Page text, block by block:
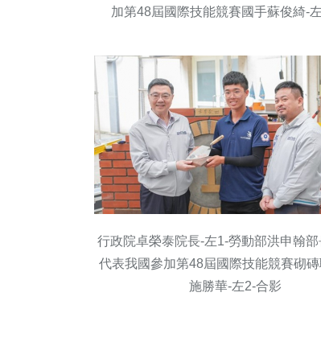
加第48屆國際技能競賽國手蘇俊綺-
行政院卓榮泰院長-左1-勞動部洪申翰
代表我國參加第48屆國際技能競賽砌
施勝華-左2-合影